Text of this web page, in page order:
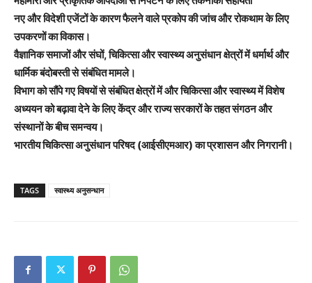
नए और विदेशी एजेंटों के कारण फैलने वाले प्रकोप की जांच और रोकथाम के लिए
उपकरणों का विकास।
वैज्ञानिक समाजों और संघों, चिकित्सा और स्वास्थ्य अनुसंधान क्षेत्रों में धर्मार्थ और
धार्मिक बंदोबस्ती से संबंधित मामले।
विभाग को सौंपे गए विषयों से संबंधित क्षेत्रों में और चिकित्सा और स्वास्थ्य में विशेष
अध्ययन को बढ़ावा देने के लिए केंद्र और राज्य सरकारों के तहत संगठन और
संस्थानों के बीच समन्वय।
भारतीय चिकित्सा अनुसंधान परिषद (आईसीएमआर) का प्रशासन और निगरानी।
TAGS स्वास्थ्य अनुसन्धान